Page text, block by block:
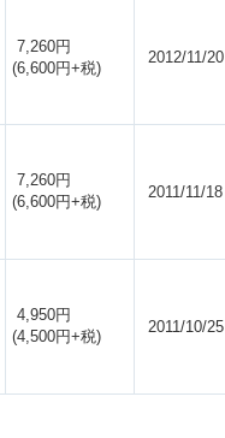
7,260円
(6,600円+税)
2012/11/20
7,260円
(6,600円+税)
2011/11/18
4,950円
(4,500円+税)
2011/10/25